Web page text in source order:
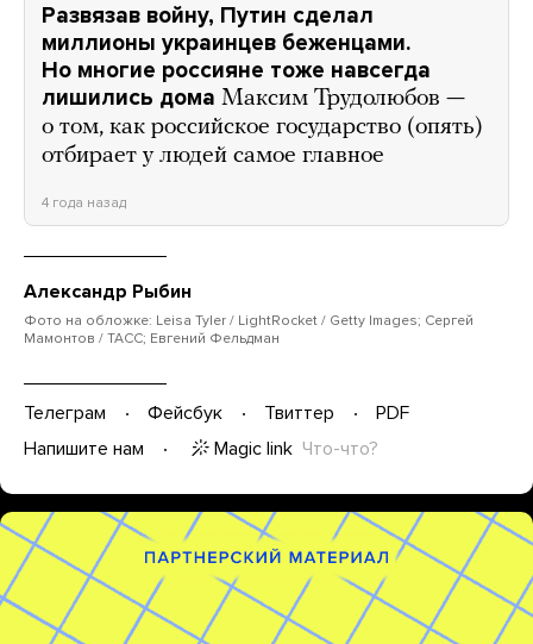
Развязав войну, Путин сделал
миллионы украинцев беженцами.
Но многие россияне тоже навсегда
лишились дома Максим Трудолюбов —
о том, как российское государство (опять)
отбирает у людей самое главное
4 года назад
Александр Рыбин
Фото на обложке: Leisa Tyler / LightRocket / Getty Images; Сергей
Мамонтов / ТАСС; Евгений Фельдман
Телеграм Фейсбук Твиттер
PDF
Напишите нам
Magic link Что-что?